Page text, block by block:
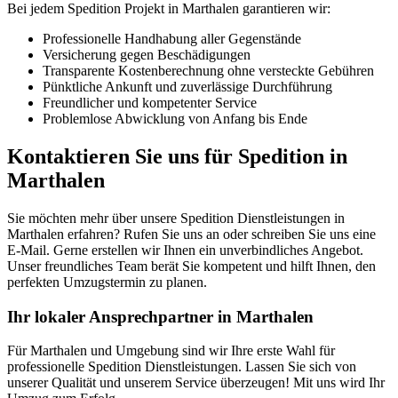
Bei jedem Spedition Projekt in Marthalen garantieren wir:
Professionelle Handhabung aller Gegenstände
Versicherung gegen Beschädigungen
Transparente Kostenberechnung ohne versteckte Gebühren
Pünktliche Ankunft und zuverlässige Durchführung
Freundlicher und kompetenter Service
Problemlose Abwicklung von Anfang bis Ende
Kontaktieren Sie uns für Spedition in
Marthalen
Sie möchten mehr über unsere Spedition Dienstleistungen in
Marthalen erfahren? Rufen Sie uns an oder schreiben Sie uns eine
E-Mail. Gerne erstellen wir Ihnen ein unverbindliches Angebot.
Unser freundliches Team berät Sie kompetent und hilft Ihnen, den
perfekten Umzugstermin zu planen.
Ihr lokaler Ansprechpartner in Marthalen
Für Marthalen und Umgebung sind wir Ihre erste Wahl für
professionelle Spedition Dienstleistungen. Lassen Sie sich von
unserer Qualität und unserem Service überzeugen! Mit uns wird Ihr